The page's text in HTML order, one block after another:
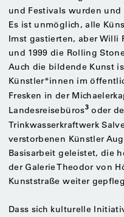
und Festivals wurden
Es ist unmöglich, alle
Imst gastierten, aber Willi
und 1999 die Rolling
Auch die bildende Kunst
Künstler*innen im
Fresken in der
Landesreisebüros3oder
Trinkwasserkraftwerk
verstorbenen Künstler
Basisarbeit geleistet, die
der Galerie Theodor von
Kunststraße weiter
Dass sich kulturelle